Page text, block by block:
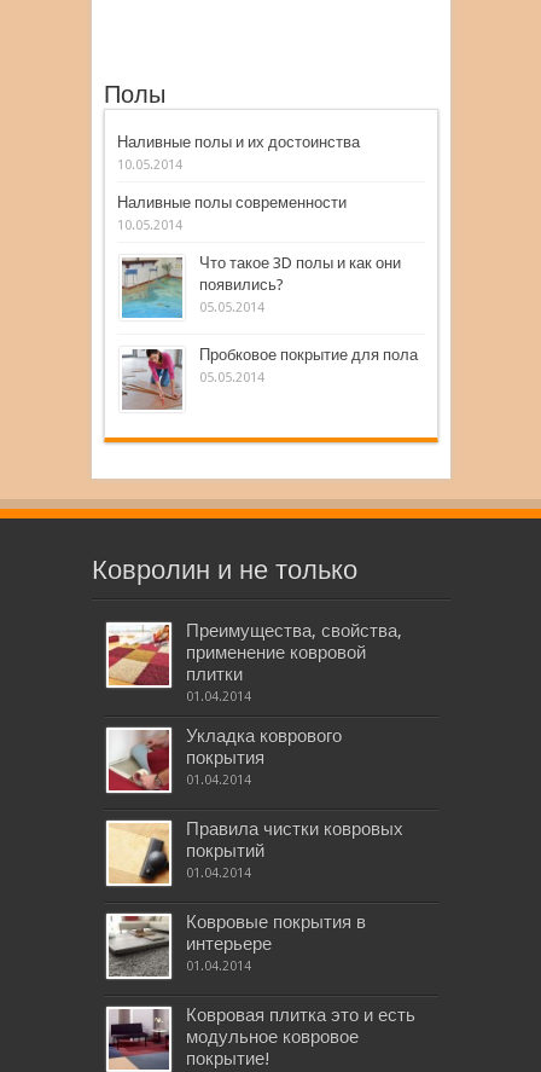
Полы
Наливные полы и их достоинства
10.05.2014
Наливные полы современности
10.05.2014
Что такое 3D полы и как они
появились?
05.05.2014
Пробковое покрытие для пола
05.05.2014
Ковролин и не только
Преимущества, свойства,
применение ковровой
плитки
01.04.2014
Укладка коврового
покрытия
01.04.2014
Правила чистки ковровых
покрытий
01.04.2014
Ковровые покрытия в
интерьере
01.04.2014
Ковровая плитка это и есть
модульное ковровое
покрытие!